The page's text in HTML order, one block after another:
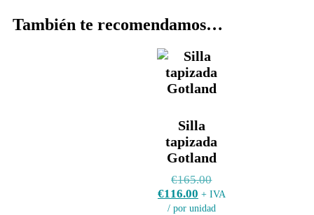
También te recomendamos…
Silla
tapizada
Gotland
€165.00
€116.00 + IVA
/ por unidad